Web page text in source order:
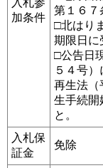
加条件
第１６７
□北はり
期限日に
□公告日
５４号
再生法（
生手続開
と。
入札保
証金
免除